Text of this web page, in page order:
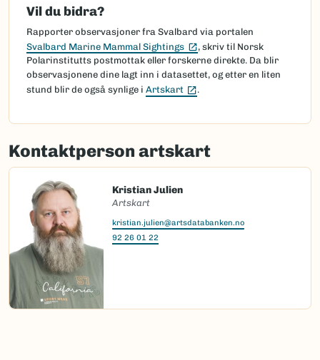
Vil du bidra?
Rapporter observasjoner fra Svalbard via portalen
Svalbard Marine Mammal Sightings
(Ekstern lenke)
, skriv til Norsk
Polarinstitutts postmottak eller forskerne direkte. Da blir
observasjonene dine lagt inn i datasettet, og etter en liten
stund blir de også synlige i Artskart (Ekstern lenke)
.
Kontaktperson artskart
Kristian Julien
Artskart
kristian.julien@artsdatabanken.no
92 26 01 22